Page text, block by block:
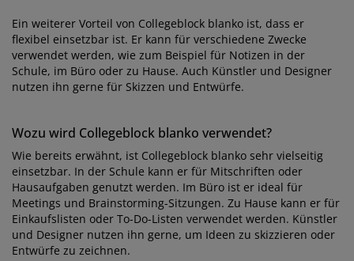
Ein weiterer Vorteil von Collegeblock blanko ist, dass er
flexibel einsetzbar ist. Er kann für verschiedene Zwecke
verwendet werden, wie zum Beispiel für Notizen in der
Schule, im Büro oder zu Hause. Auch Künstler und Designer
nutzen ihn gerne für Skizzen und Entwürfe.
Wozu wird Collegeblock blanko verwendet?
Wie bereits erwähnt, ist Collegeblock blanko sehr vielseitig
einsetzbar. In der Schule kann er für Mitschriften oder
Hausaufgaben genutzt werden. Im Büro ist er ideal für
Meetings und Brainstorming-Sitzungen. Zu Hause kann er für
Einkaufslisten oder To-Do-Listen verwendet werden. Künstler
und Designer nutzen ihn gerne, um Ideen zu skizzieren oder
Entwürfe zu zeichnen.